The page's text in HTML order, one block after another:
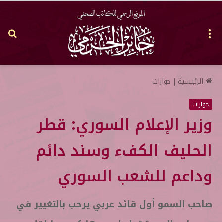
الرئيسية | حوارات
حوارات
وزير الإعلام السوري: قطر
الحليف الكفء وسند دائم
وداعم للشعب السوري
صاحب السمو أول قائد عربي يرحب بالتغيير في